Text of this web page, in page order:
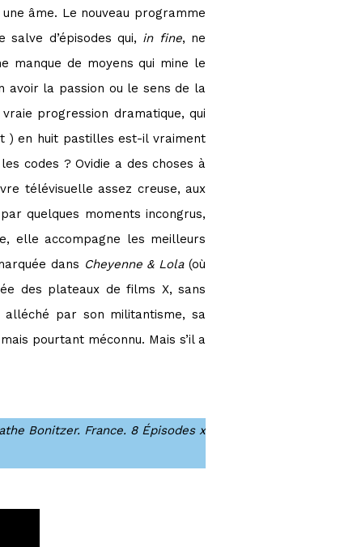
âme. Le nouveau programme
d’épisodes qui, in fine, ne
manque de moyens qui mine le
avoir la passion ou le sens de la
progression dramatique, qui
) en huit pastilles est-il vraiment
codes ? Ovidie a des choses à
télévisuelle assez creuse, aux
quelques moments incongrus,
elle accompagne les meilleurs
dans Cheyenne & Lola(où
des plateaux de films X, sans
par son militantisme, sa
pourtant méconnu. Mais s’il a
Bonitzer. France. 8 Épisodes x